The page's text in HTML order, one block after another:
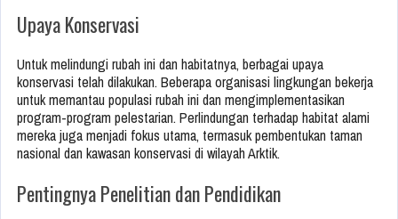
Upaya Konservasi
Untuk melindungi rubah ini dan habitatnya, berbagai upaya
konservasi telah dilakukan. Beberapa organisasi lingkungan bekerja
untuk memantau populasi rubah ini dan mengimplementasikan
program-program pelestarian. Perlindungan terhadap habitat alami
mereka juga menjadi fokus utama, termasuk pembentukan taman
nasional dan kawasan konservasi di wilayah Arktik.
Pentingnya Penelitian dan Pendidikan